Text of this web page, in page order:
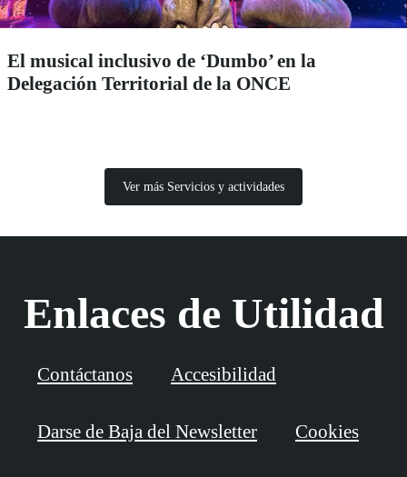
El musical inclusivo de ‘Dumbo’ en la
Delegación Territorial de la ONCE
Ver más Servicios y actividades
Enlaces de Utilidad
Contáctanos Accesibilidad
Darse de Baja del Newsletter Cookies